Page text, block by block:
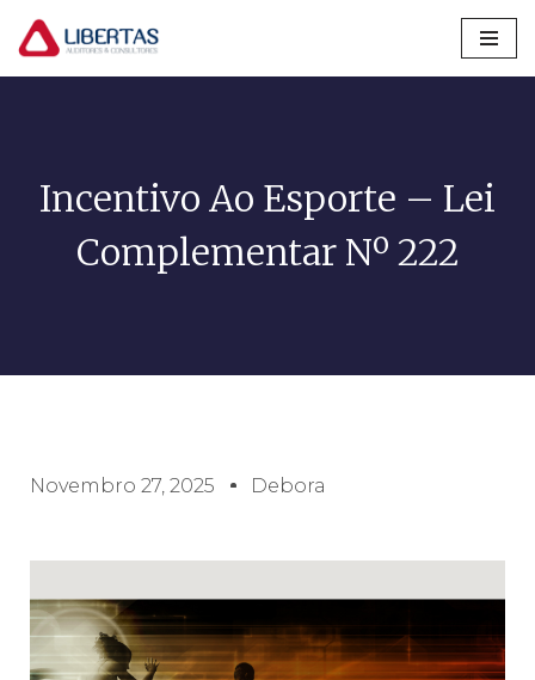
Pular
Incentivo Ao Esporte – Lei
Complementar Nº 222
Novembro 27, 2025 Debora